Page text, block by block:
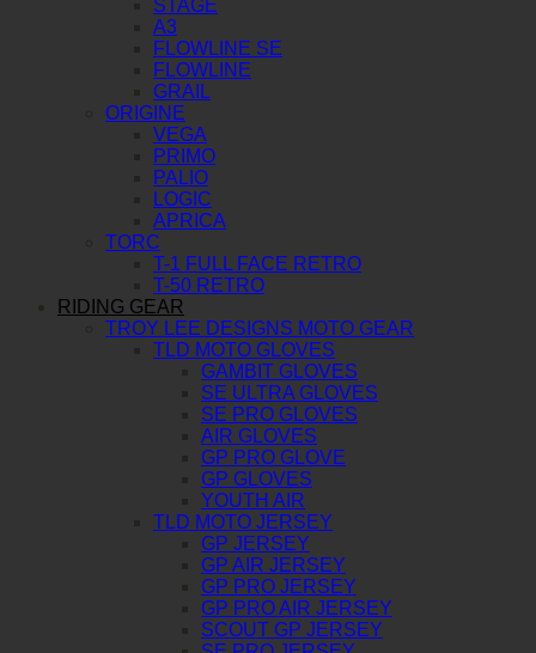
STAGE
A3
FLOWLINE SE
FLOWLINE
GRAIL
ORIGINE
VEGA
PRIMO
PALIO
LOGIC
APRICA
TORC
T-1 FULL FACE RETRO
T-50 RETRO
RIDING GEAR
TROY LEE DESIGNS MOTO GEAR
TLD MOTO GLOVES
GAMBIT GLOVES
SE ULTRA GLOVES
SE PRO GLOVES
AIR GLOVES
GP PRO GLOVE
GP GLOVES
YOUTH AIR
TLD MOTO JERSEY
GP JERSEY
GP AIR JERSEY
GP PRO JERSEY
GP PRO AIR JERSEY
SCOUT GP JERSEY